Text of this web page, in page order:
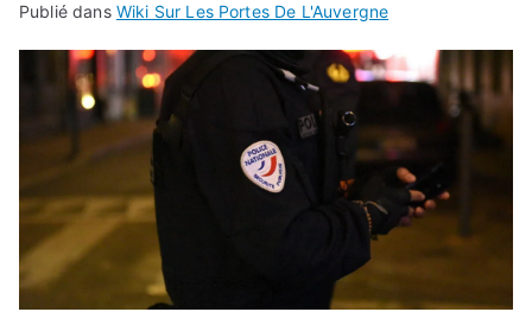
Publié dans Wiki Sur Les Portes De L'Auvergne